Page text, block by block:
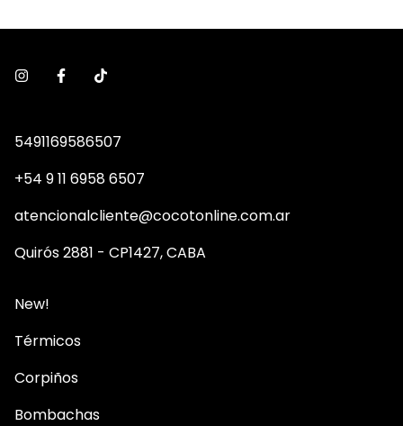
5491169586507
+54 9 11 6958 6507
atencionalcliente@cocotonline.com.ar
Quirós 2881 - CP1427, CABA
New!
Térmicos
Corpiños
Bombachas